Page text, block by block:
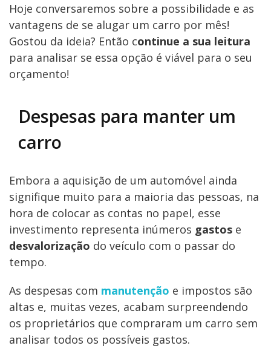
Hoje conversaremos sobre a possibilidade e as
vantagens de se alugar um carro por mês!
Gostou da ideia? Então continue a sua leitura
para analisar se essa opção é viável para o seu
orçamento!
Despesas para manter um
carro
Embora a aquisição de um automóvel ainda
signifique muito para a maioria das pessoas, na
hora de colocar as contas no papel, esse
investimento representa inúmeros gastos e
desvalorização do veículo com o passar do
tempo.
As despesas com manutenção e impostos são
altas e, muitas vezes, acabam surpreendendo
os proprietários que compraram um carro sem
analisar todos os possíveis gastos.